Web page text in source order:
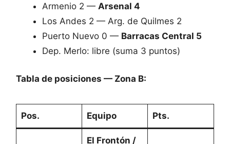
Armenio 2 — Arsenal 4
Los Andes 2 — Arg. de Quilmes 2
Puerto Nuevo 0 — Barracas Central 5
Dep. Merlo: libre (suma 3 puntos)
Tabla de posiciones — Zona B:
Pos. Equipo Pts.
El Frontón /